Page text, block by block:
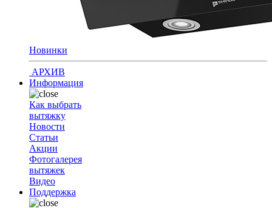
Новинки
АРХИВ
Информация
Как выбрать
вытяжку
Новости
Статьи
Акции
Фотогалерея
вытяжек
Видео
Поддержка